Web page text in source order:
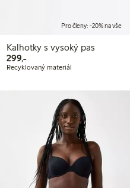
Pro členy: -20% na vše
Kalhotky s vysoký pas
299,-299,00 Kč
Recyklovaný materiál